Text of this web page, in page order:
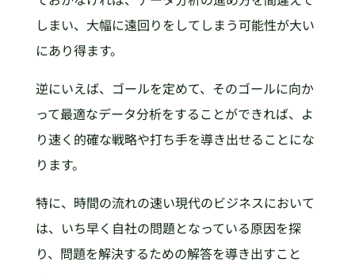
しまい、大幅に遠回りをしてしまう可能性が大い
にあり得ます。
逆にいえば、ゴールを定めて、そのゴールに向か
って最適なデータ分析をすることができれば、よ
り速く的確な戦略や打ち手を導き出せることにな
ります。
特に、時間の流れの速い現代のビジネスにおいて
は、いち早く自社の問題となっている原因を探
り、問題を解決するための解答を導き出すこと